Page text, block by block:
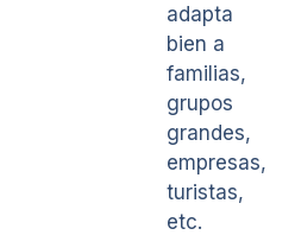
adapta
bien a
familias,
grupos
grandes,
empresas,
turistas,
etc.